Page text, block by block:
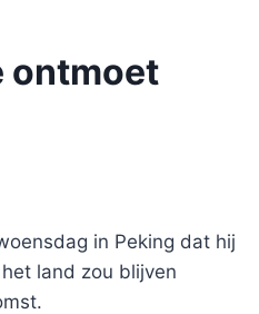
ontmoet
in Peking dat hij
land zou blijven